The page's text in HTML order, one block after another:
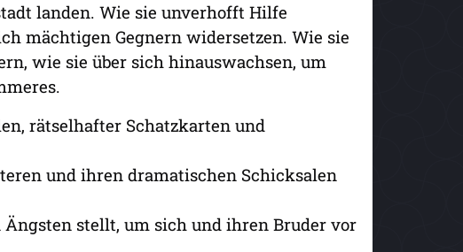
landen. Wie sie unverhofft Hilfe
mächtigen Gegnern widersetzen. Wie sie
wie sie über sich hinauswachsen, um
rätselhafter Schatzkarten und
und ihren dramatischen Schicksalen
stellt, um sich und ihren Bruder vor